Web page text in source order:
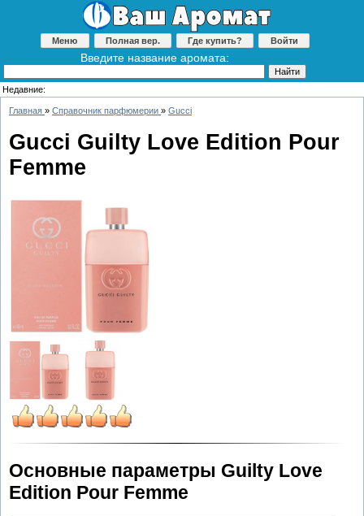
Меню Полная вер. Где купить? Войти
Введите название аромата:
Недавние:
Главная » Справочник парфюмерии » Gucci
Gucci Guilty Love Edition Pour
Femme
Основные параметры Guilty Love
Edition Pour Femme